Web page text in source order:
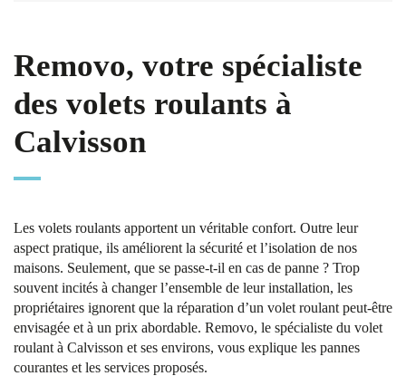
Removo, votre spécialiste
des volets roulants à
Calvisson
Les volets roulants apportent un véritable confort. Outre leur
aspect pratique, ils améliorent la sécurité et l’isolation de nos
maisons. Seulement, que se passe-t-il en cas de panne ? Trop
souvent incités à changer l’ensemble de leur installation, les
propriétaires ignorent que la réparation d’un volet roulant peut-être
envisagée et à un prix abordable. Removo, le spécialiste du volet
roulant à Calvisson et ses environs, vous explique les pannes
courantes et les services proposés.